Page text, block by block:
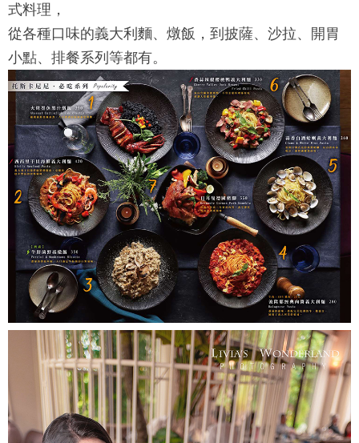
式料理，
從各種口味的義大利麵、燉飯，到披薩、沙拉、開胃
小點、排餐系列等都有。